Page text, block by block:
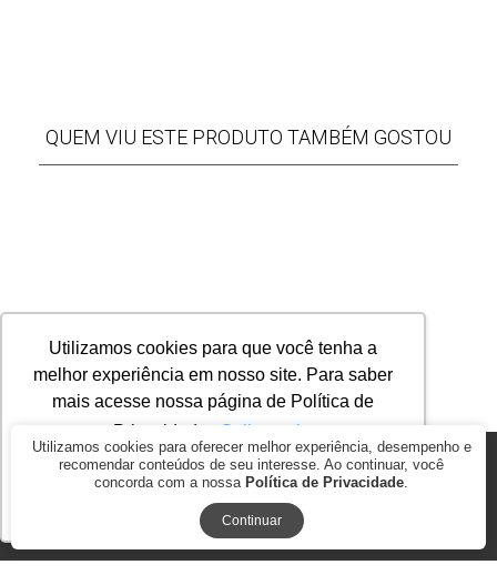
Utilizamos cookies para que você tenha a
melhor experiência em nosso site. Para saber
mais acesse nossa página de Política de
Privacidade.
Saiba mais
QUEM VIU ESTE PRODUTO TAMBÉM GOSTOU
© 2026AGROMAP MAQUINAS AGRÍCOLAS PASSOS LTDA. ME.. CNPJ:
17.278.847/0001-35
BY COMMERCEPLUS
Utilizamos cookies para oferecer melhor experiência, desempenho e
recomendar conteúdos de seu interesse. Ao continuar, você
concorda com a nossa Política de Privacidade.
Continuar